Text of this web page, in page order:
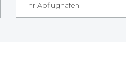
Ihr Abflughafen